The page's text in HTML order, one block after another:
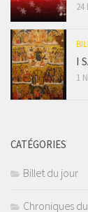
24
I
1
CATÉGORIES
Billet du jour
Chroniques